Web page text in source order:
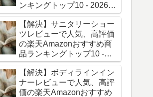
ンキングトップ10 - 2026年
06月最新版
【解決】サニタリーショー
ツレビューで人気、高評価
の楽天Amazonおすすめ商
品ランキングトップ10 -
2026年06月最新版
【解決】ボディラインイン
ナーレビューで人気、高評
価の楽天Amazonおすすめ